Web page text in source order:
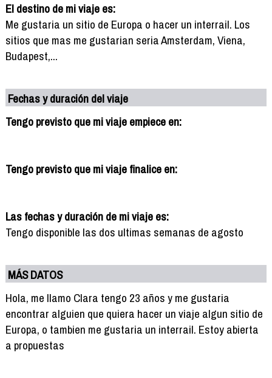
El destino de mi viaje es:
Me gustaria un sitio de Europa o hacer un interrail. Los
sitios que mas me gustarian seria Amsterdam, Viena,
Budapest,...
Fechas y duración del viaje
Tengo previsto que mi viaje empiece en:
Tengo previsto que mi viaje finalice en:
Las fechas y duración de mi viaje es:
Tengo disponible las dos ultimas semanas de agosto
MÁS DATOS
Hola, me llamo Clara tengo 23 años y me gustaria
encontrar alguien que quiera hacer un viaje algun sitio de
Europa, o tambien me gustaria un interrail. Estoy abierta
a propuestas